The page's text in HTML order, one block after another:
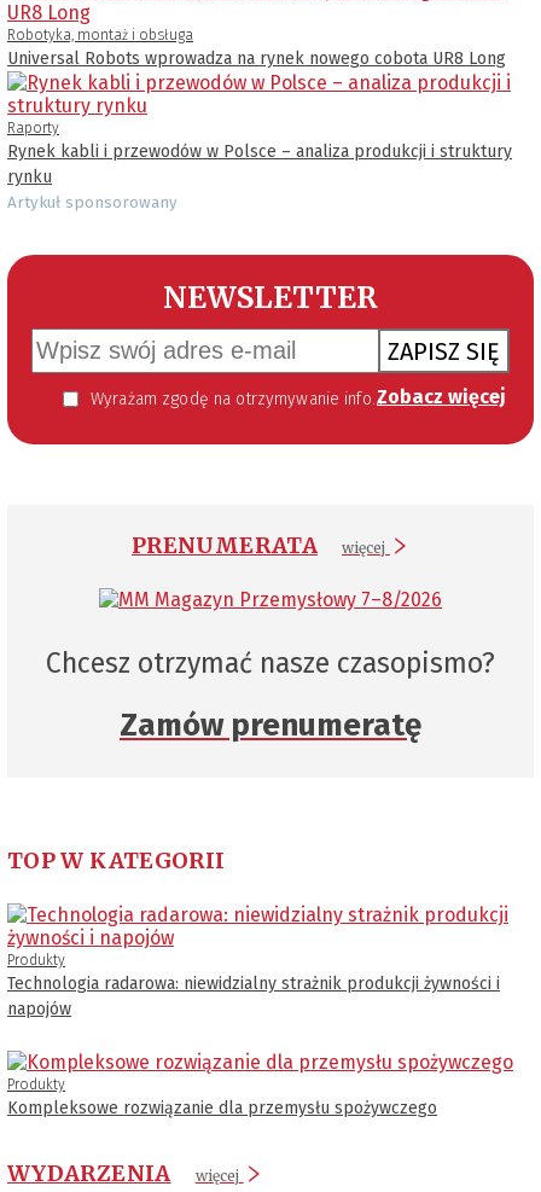
Robotyka, montaż i obsługa
Universal Robots wprowadza na rynek nowego cobota UR8 Long
Raporty
Rynek kabli i przewodów w Polsce – analiza produkcji i struktury
rynku
Artykuł sponsorowany
NEWSLETTER
ZAPISZ SIĘ
Wyrażam zgodę na otrzymywanie informacji handlowej kierowanej do mnie za pomocą środków komunikacji elektronicznej w szczególności poczty elektronicznej zgodnie z przepisem art. 10 ust 2 ustawy z dnia 18 lipca 2002 roku o świadczeniu usług drogą elektroniczną (Dz. U. 144 z 2002 r. poz. 1204). Zgoda jest dobrowolna, jednak jej wyrażenie jest konieczne, aby otrzymywać newsletter. Zobacz więcej
PRENUMERATA więcej
Chcesz otrzymać nasze czasopismo?
Zamów prenumeratę
TOP W KATEGORII
Produkty
Technologia radarowa: niewidzialny strażnik produkcji żywności i
napojów
Produkty
Kompleksowe rozwiązanie dla przemysłu spożywczego
WYDARZENIA więcej